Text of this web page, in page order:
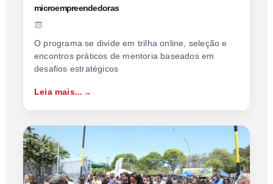
microempreendedoras
O programa se divide em trilha online, seleção e
encontros práticos de mentoria baseados em
desafios estratégicos
Leia mais...